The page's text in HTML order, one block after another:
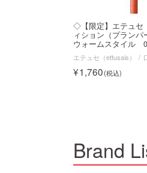
◇【限定】エテュ
ィション（プランパ
ウォームスタイル
エテュセ（ettusais）
1,760
Brand